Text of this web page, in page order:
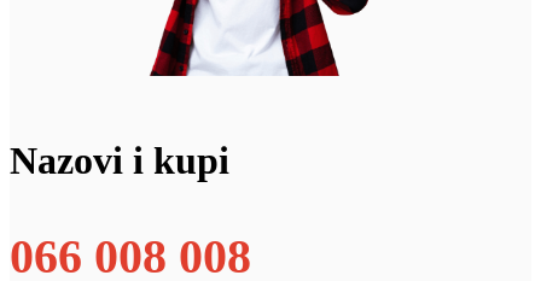
Nazovi i kupi
066 008 008